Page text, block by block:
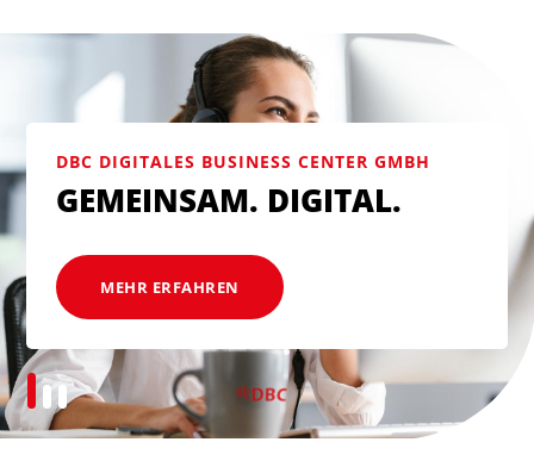
DBC DIGITALES BUSINESS CENTER GMBH
GEMEINSAM. DIGITAL.
MEHR ERFAHREN